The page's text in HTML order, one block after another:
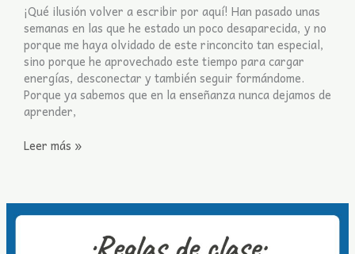
¡Qué ilusión volver a escribir por aquí! Han pasado unas
semanas en las que he estado un poco desaparecida, y no
porque me haya olvidado de este rinconcito tan especial,
sino porque he aprovechado este tiempo para cargar
energías, desconectar y también seguir formándome.
Porque ya sabemos que en la enseñanza nunca dejamos de
aprender,
Leer más »
Normas